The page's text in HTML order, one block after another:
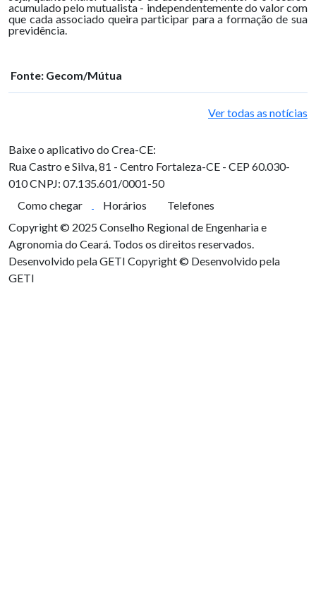
acumulado pelo mutualista - independentemente do valor com
que cada associado queira participar para a formação de sua
previdência.
Fonte: Gecom/Mútua
Ver todas as notícias
Baixe o aplicativo do Crea-CE:
Rua Castro e Silva, 81 - Centro Fortaleza-CE - CEP 60.030-
010CNPJ: 07.135.601/0001-50
Como chegar
Horários
Telefones
Copyright © 2025 Conselho Regional de Engenharia e
Agronomia do Ceará. Todos os direitos reservados.
Desenvolvido pela GETI Copyright © Desenvolvido pela
GETI